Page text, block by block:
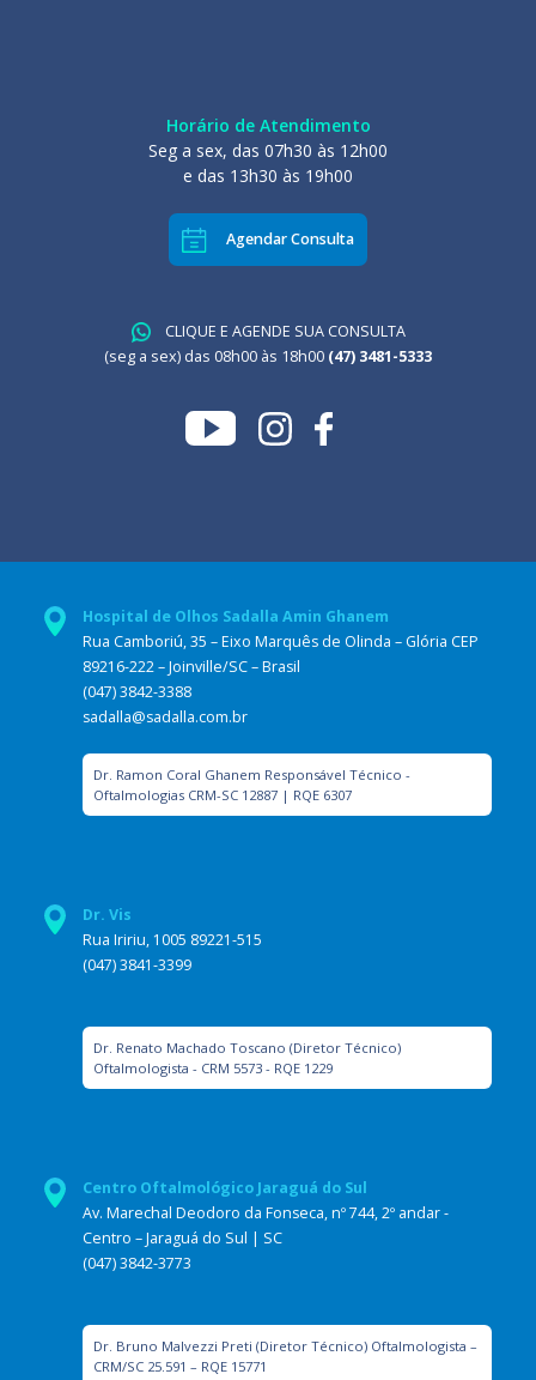
Horário de Atendimento
Seg a sex, das 07h30 às 12h00
e das 13h30 às 19h00
Agendar Consulta
CLIQUE E AGENDE SUA CONSULTA
(seg a sex) das 08h00 às 18h00 (47) 3481-5333
Hospital de Olhos Sadalla Amin Ghanem
Rua Camboriú, 35 – Eixo Marquês de Olinda – Glória CEP
89216-222 – Joinville/SC – Brasil
(047) 3842-3388
sadalla@sadalla.com.br
Dr. Ramon Coral Ghanem Responsável Técnico -
Oftalmologias CRM-SC 12887 | RQE 6307
Dr. Vis
Rua Iririu, 1005 89221-515
(047) 3841-3399
Dr. Renato Machado Toscano (Diretor Técnico)
Oftalmologista - CRM 5573 - RQE 1229
Centro Oftalmológico Jaraguá do Sul
Av. Marechal Deodoro da Fonseca, nº 744, 2º andar -
Centro – Jaraguá do Sul | SC
(047) 3842-3773
Dr. Bruno Malvezzi Preti (Diretor Técnico) Oftalmologista –
CRM/SC 25.591 – RQE 15771